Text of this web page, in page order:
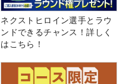
ネクストヒロイン選手とラウ
ンドできるチャンス！詳しく
はこちら！